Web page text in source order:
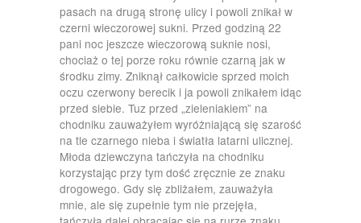
pasach na drugą stronę ulicy i powoli znikał w
czerni wieczorowej sukni. Przed godziną 22
pani noc jeszcze wieczorową suknie nosi,
chociaż o tej porze roku równie czarną jak w
środku zimy. Zniknął całkowicie sprzed moich
oczu czerwony berecik i ja powoli znikałem idąc
przed siebie. Tuz przed „zieleniakiem” na
chodniku zauważyłem wyróżniającą się szarość
na tle czarnego nieba i światła latarni ulicznej.
Młoda dziewczyna tańczyła na chodniku
korzystając przy tym dość zręcznie ze znaku
drogowego. Gdy się zbliżałem, zauważyła
mnie, ale się zupełnie tym nie przejęła,